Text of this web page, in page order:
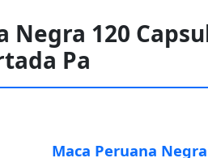
Negra 120
Pa
Maca Peruana